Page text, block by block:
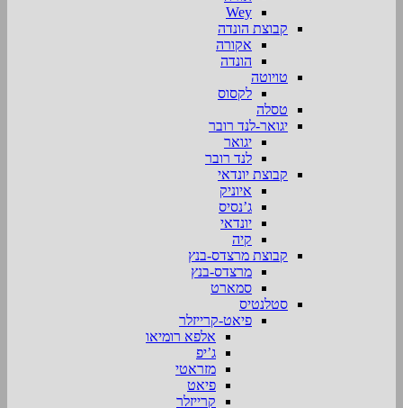
Wey
קבוצת הונדה
אקורה
הונדה
טויוטה
לקסוס
טסלה
יגואר-לנד רובר
יגואר
לנד רובר
קבוצת יונדאי
איוניק
ג’נסיס
יונדאי
קיה
קבוצת מרצדס-בנץ
מרצדס-בנץ
סמארט
סטלנטיס
פיאט-קרייזלר
אלפא רומיאו
ג’יפ
מזראטי
פיאט
קרייזלר